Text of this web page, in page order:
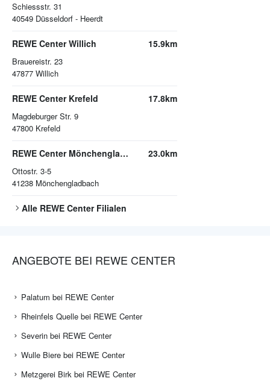
Schiessstr. 31
40549 Düsseldorf - Heerdt
REWE Center Willich
Brauereistr. 23
47877 Willich
15.9km
REWE Center Krefeld
Magdeburger Str. 9
47800 Krefeld
17.8km
REWE Center Mönchengladbach
Ottostr. 3-5
41238 Mönchengladbach
23.0km
Alle REWE CenterFilialen
ANGEBOTE BEI REWE CENTER
Palatum bei REWE Center
Rheinfels Quelle bei REWE Center
Severin bei REWE Center
Wulle Biere bei REWE Center
Metzgerei Birk bei REWE Center